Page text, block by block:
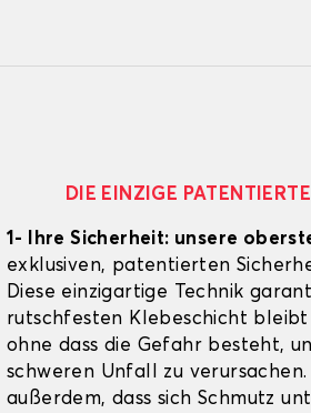
DIE EINZIGE
1- Ihre Sicherheit: unsere
exklusiven, patentierten
Diese einzigartige Technik
rutschfesten Klebeschicht
ohne dass die Gefahr besteht,
schweren Unfall zu
außerdem, dass sich Schmutz